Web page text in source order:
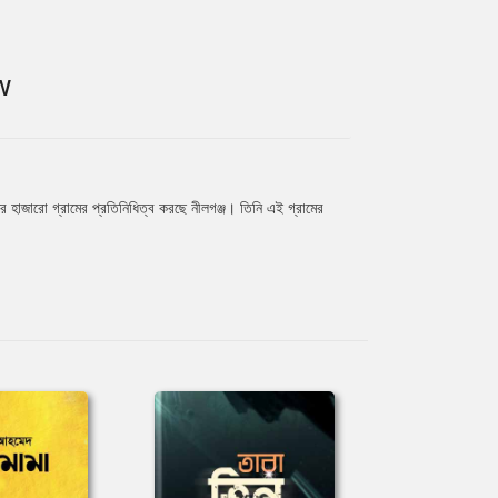
গ্রামের প্রতিনিধিত্ব করছে নীলগঞ্জ। তিনি এই গ্রামের